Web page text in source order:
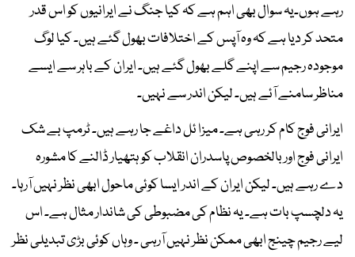
رہے ہوں۔یہ سوال بھی اہم ہے کہ کیا جنگ نے ایرانیوں کو اس قدر
متحد کر دیا ہے کہ وہ آپس کے اختلافات بھول گئے ہیں۔ کیا لوگ
موجودہ رجیم سے اپنے گلے بھول گئے ہیں۔ ایران کے باہر سے ایسے
مناظر سامنے آئے ہیں۔ لیکن اندر سے نہیں۔
ایرانی فوج کام کر رہی ہے۔ میزا ئل داغے جا رہے ہیں۔ ٹرمپ بے شک
ایرانی فوج اور بالخصوص پاسدران انقلاب کو ہتھیار ڈالنے کا مشورہ
دے رہے ہیں۔ لیکن ایران کے اندر ایسا کوئی ماحول ابھی نظر نہیں آرہا۔
یہ دلچسپ بات ہے۔ یہ نظام کی مضبوطی کی شاندار مثال ہے۔ اس
لیے رجیم چینج ابھی ممکن نظر نہیں آرہی ۔ وہاں کوئی بڑی تبدیلی نظر